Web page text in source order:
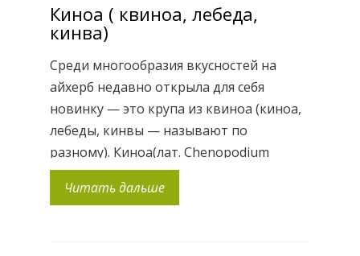
Киноа ( квиноа, лебеда,
кинва)
Среди многообразия вкусностей на
айхерб недавно открыла для себя
новинку — это крупа из квиноа (киноа,
лебеды, кинвы — называют по
разному). Киноа(лат. Chenopodium
quinoa) — зерновая культура,
однолетнее растение, вид рода Марь
Читать дальше